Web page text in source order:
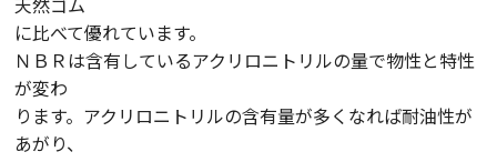
に比べて優れています。
ＮＢＲは含有しているアクリロニトリルの量で物性と特性
が変わ
ります。アクリロニトリルの含有量が多くなれば耐油性が
あがり、